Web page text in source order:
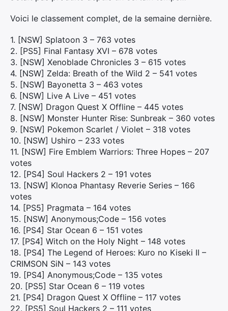
Voici le classement complet, de la semaine dernière.
1. [NSW] Splatoon 3 – 763 votes
2. [PS5] Final Fantasy XVI – 678 votes
3. [NSW] Xenoblade Chronicles 3 – 615 votes
4. [NSW] Zelda: Breath of the Wild 2 – 541 votes
5. [NSW] Bayonetta 3 – 463 votes
6. [NSW] Live A Live – 451 votes
7. [NSW] Dragon Quest X Offline – 445 votes
8. [NSW] Monster Hunter Rise: Sunbreak – 360 votes
9. [NSW] Pokemon Scarlet / Violet – 318 votes
10. [NSW] Ushiro – 233 votes
11. [NSW] Fire Emblem Warriors: Three Hopes – 207
votes
12. [PS4] Soul Hackers 2 – 191 votes
13. [NSW] Klonoa Phantasy Reverie Series – 166
votes
14. [PS5] Pragmata – 164 votes
15. [NSW] Anonymous;Code – 156 votes
16. [PS4] Star Ocean 6 – 151 votes
17. [PS4] Witch on the Holy Night – 148 votes
18. [PS4] The Legend of Heroes: Kuro no Kiseki II –
CRIMSON SiN – 143 votes
19. [PS4] Anonymous;Code – 135 votes
20. [PS5] Star Ocean 6 – 119 votes
21. [PS4] Dragon Quest X Offline – 117 votes
22. [PS5] Soul Hackers 2 – 111 votes